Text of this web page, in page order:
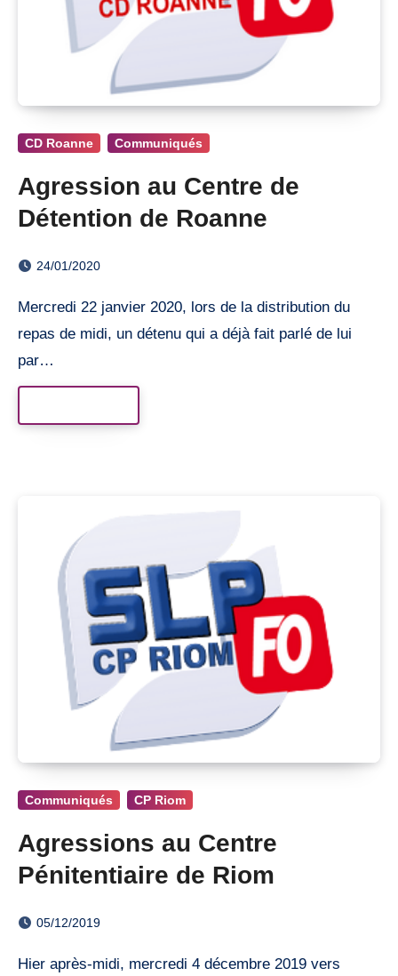
CD Roanne Communiqués
Agression au Centre de
Détention de Roanne
24/01/2020
Mercredi 22 janvier 2020, lors de la distribution du
repas de midi, un détenu qui a déjà fait parlé de lui
par…
Communiqués CP Riom
Agressions au Centre
Pénitentiaire de Riom
05/12/2019
Hier après-midi, mercredi 4 décembre 2019 vers